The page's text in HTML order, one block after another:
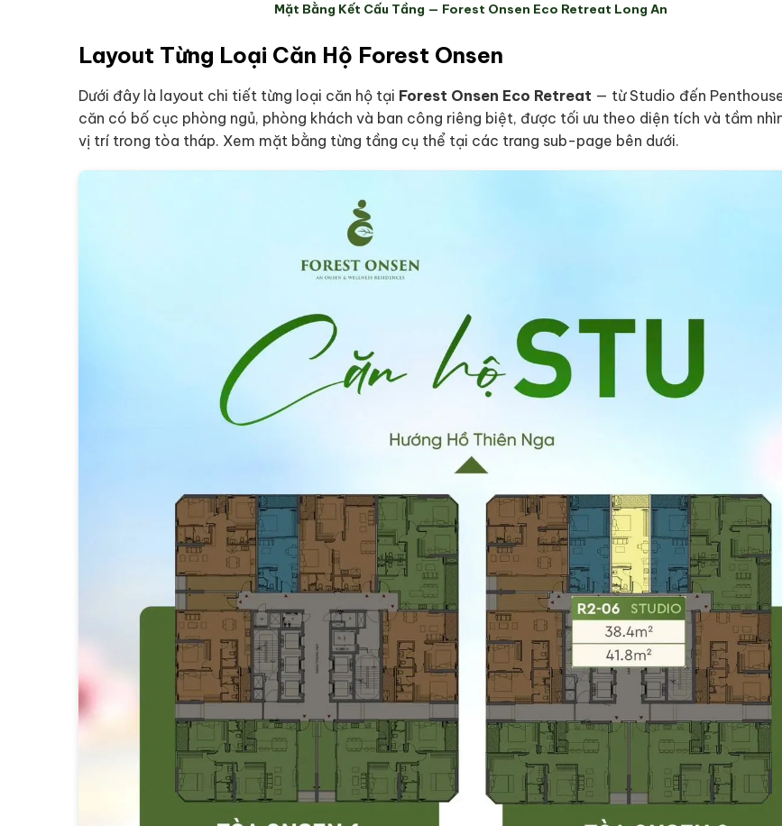
Mặt Bằng Kết Cấu Tầng — Forest Onsen Eco Retreat Long An
Layout Từng Loại Căn Hộ Forest Onsen
Dưới đây là layout chi tiết từng loại căn hộ tại Forest Onsen Eco Retreat — từ Studio đến
căn có bố cục phòng ngủ, phòng khách và ban công riêng biệt, được tối ưu theo diện tích và tầm
vị trí trong tòa tháp. Xem mặt bằng từng tầng cụ thể tại các trang sub-page bên dưới.